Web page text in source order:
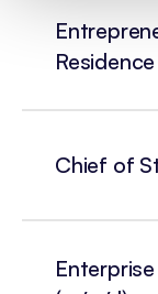
Chief of
Enterprise